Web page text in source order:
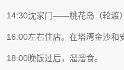
14:30沈家门——桃花岛（轮渡
16:00左右住店。在塔湾金沙和
18:00晚饭过后，溜溜食。